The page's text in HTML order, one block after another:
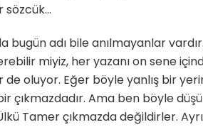
sözcük…
bugün adı bile anılmayanlar
miyiz, her yazanı on sene
de oluyor. Eğer böyle yanlış bir
Ama ben böyle
Tamer çıkmazda değildirler.